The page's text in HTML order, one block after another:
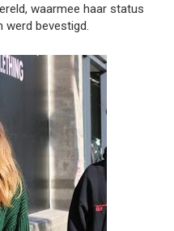
waarmee haar status
werd bevestigd.